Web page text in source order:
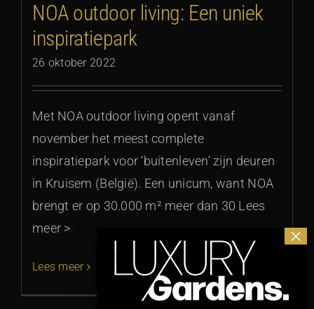
NOA outdoor living: Een uniek
inspiratiepark
26 oktober 2022
Met NOA outdoor living opent vanaf
november het meest complete
inspiratiepark voor ‘buitenleven’ zijn deuren
in Kruisem (België). Een unicum, want NOA
brengt er op 30.000 m² meer dan 30 Lees
meer >
Lees meer